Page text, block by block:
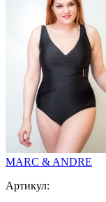
MARC & ANDRE
Артикул: